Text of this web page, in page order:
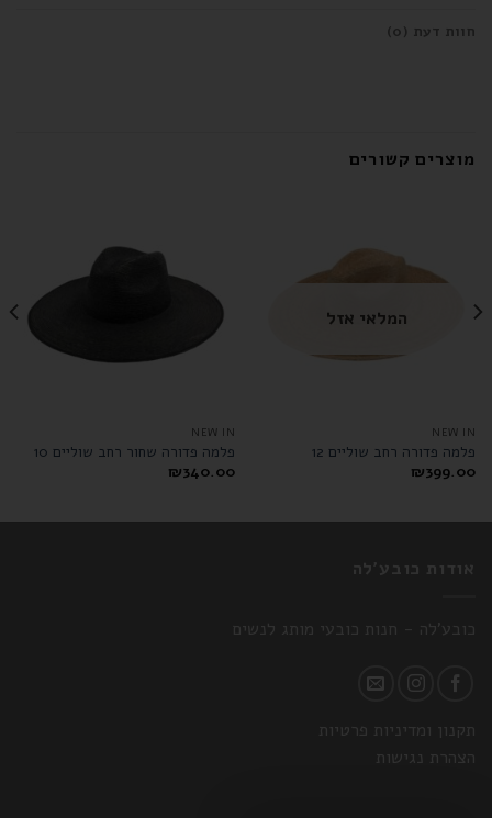
חוות דעת (0)
מוצרים קשורים
המלאי אזל
NEW IN
פלמה פדורה רחב שוליים 12
₪399.00
NEW IN
פלמה פדורה שחור רחב שוליים 10
₪340.00
אודות כובע'לה
כובע'לה - חנות כובעי מותג לנשים
תקנון ומדיניות פרטיות
הצהרת נגישות